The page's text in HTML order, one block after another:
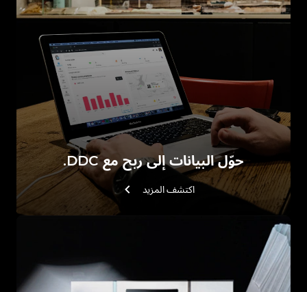
حوّل البيانات إلى ربح مع DDC.
اكتشف المزيد